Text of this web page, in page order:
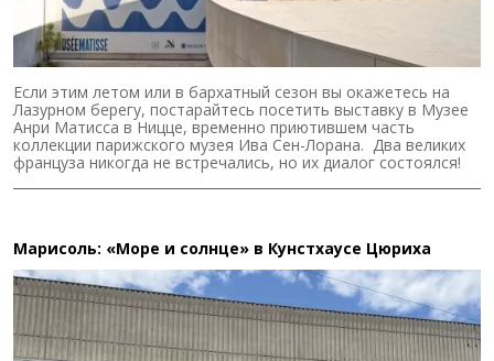
Если этим летом или в бархатный сезон вы окажетесь на
Лазурном берегу, постарайтесь посетить выставку в Музее
Анри Матисса в Ницце, временно приютившем часть
коллекции парижского музея Ива Сен-Лорана. Два великих
француза никогда не встречались, но их диалог состоялся!
Марисоль: «Море и солнце» в Кунстхаусе Цюриха